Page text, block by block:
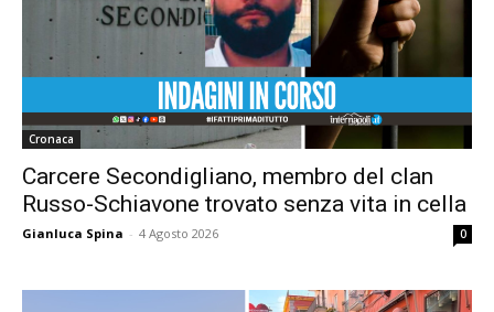
Cronaca
Carcere Secondigliano, membro del clan
Russo-Schiavone trovato senza vita in cella
Gianluca Spina - 4 Agosto 2026 0